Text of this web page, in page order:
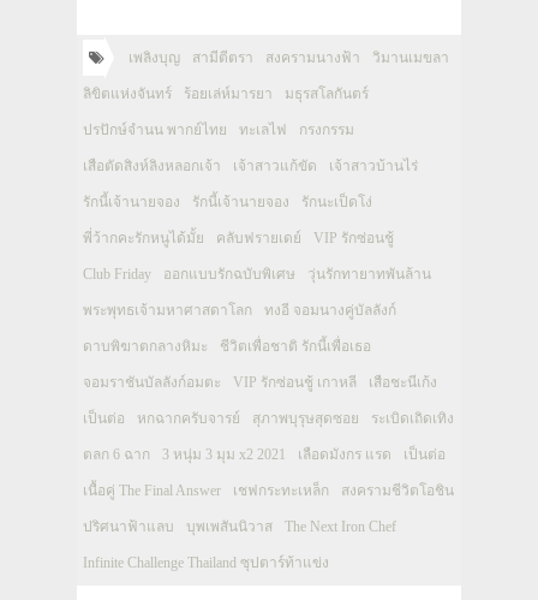
เพลิงบุญ สามีตีตรา สงครามนางฟ้า วิมานเมขลา
ลิขิตแห่งจันทร์ ร้อยเล่ห์มารยา มธุรสโลกันตร์
ปรปักษ์จำนน พากย์ไทย ทะเลไฟ กรงกรรม
เสือตัดสิงห์ลิงหลอกเจ้า เจ้าสาวแก้ขัด เจ้าสาวบ้านไร่
รักนี้เจ้านายจอง รักนี้เจ้านายจอง รักนะเป็ดโง่
พี่ว้ากคะรักหนูได้มั้ย คลับฟรายเดย์ VIP รักซ่อนชู้
Club Friday ออกแบบรักฉบับพิเศษ วุ่นรักทายาทพันล้าน
พระพุทธเจ้ามหาศาสดาโลก ทงอี จอมนางคู่บัลลังก์
ดาบพิฆาตกลางหิมะ ชีวิตเพื่อชาติ รักนี้เพื่อเธอ
จอมราชันบัลลังก์อมตะ VIP รักซ่อนชู้ เกาหลี เสือชะนีเก้ง
เป็นต่อ หกฉากครับจารย์ สุภาพบุรุษสุดซอย ระเบิดเถิดเทิง
ตลก 6 ฉาก 3 หนุ่ม 3 มุม x2 2021 เลือดมังกร แรด เป็นต่อ
เนื้อคู่ The Final Answer เชฟกระทะเหล็ก สงครามชีวิตโอชิน
ปริศนาฟ้าแลบ บุพเพสันนิวาส The Next Iron Chef
Infinite Challenge Thailand ซุปตาร์ท้าแข่ง